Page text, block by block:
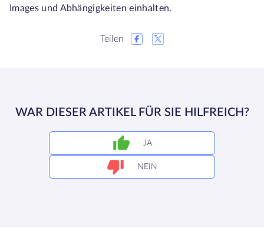
Images und Abhängigkeiten einhalten.
Teilen
WAR DIESER ARTIKEL FÜR SIE HILFREICH?
JA
NEIN